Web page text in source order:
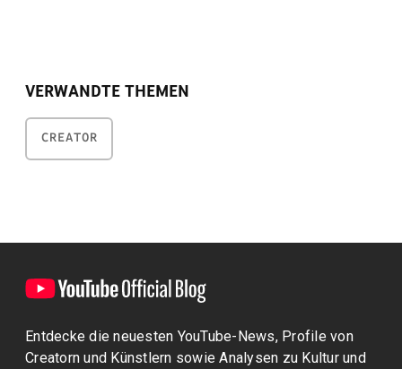
VERWANDTE THEMEN
CREATOR
Entdecke die neuesten YouTube-News, Profile von
Creatorn und Künstlern sowie Analysen zu Kultur und